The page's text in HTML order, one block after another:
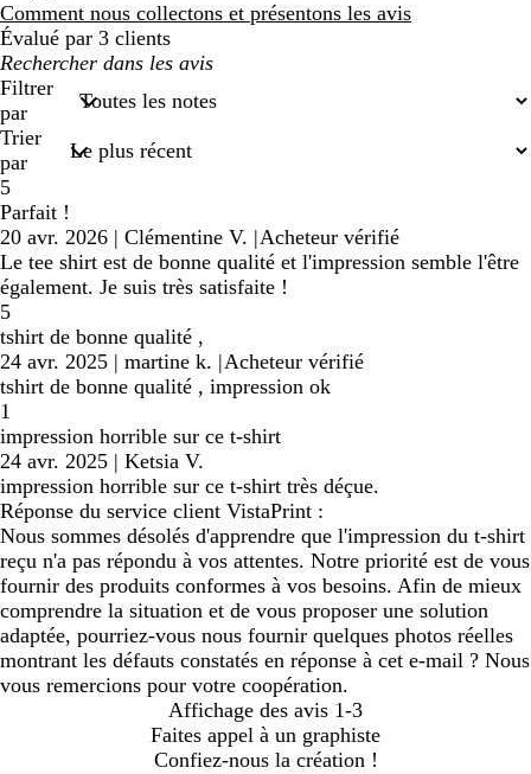
avis
Comment nous collectons et présentons les avis
Évalué par 3 clients
Mes
recherches
saisies
Filtrer
par
Trier
par
5
Parfait !
20 avr. 2026 | Clémentine V. |Acheteur vérifié
Le tee shirt est de bonne qualité et l'impression semble l'être
également. Je suis très satisfaite !
5
tshirt de bonne qualité ,
24 avr. 2025 | martine k. |Acheteur vérifié
tshirt de bonne qualité , impression ok
1
impression horrible sur ce t-shirt
24 avr. 2025 | Ketsia V.
impression horrible sur ce t-shirt très déçue.
Réponse du service client VistaPrint :
Nous sommes désolés d'apprendre que l'impression du t-shirt
reçu n'a pas répondu à vos attentes. Notre priorité est de vous
fournir des produits conformes à vos besoins. Afin de mieux
comprendre la situation et de vous proposer une solution
adaptée, pourriez-vous nous fournir quelques photos réelles
montrant les défauts constatés en réponse à cet e-mail ? Nous
vous remercions pour votre coopération.
Affichage des avis 1-3
Faites appel à un graphiste
Confiez-nous la création !